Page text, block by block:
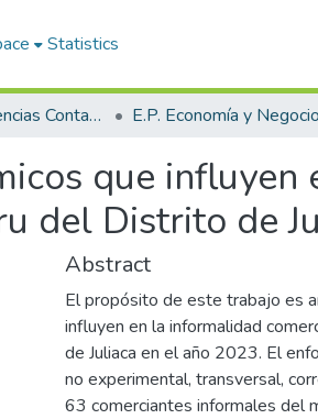
Statistics
Facultad de Ciencias Contables y Financieras
que
del Distrito de
Abstract
El propósito de este trabajo es
influyen en la informalidad
de Juliaca en el año 2023. El
no experimental, transversal,
63 comerciantes informales del